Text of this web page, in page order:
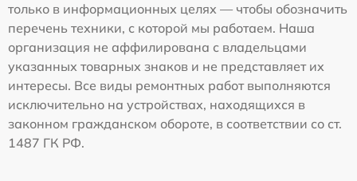
только в информационных целях — чтобы обозначить
перечень техники, с которой мы работаем. Наша
организация не аффилирована с владельцами
указанных товарных знаков и не представляет их
интересы. Все виды ремонтных работ выполняются
исключительно на устройствах, находящихся в
законном гражданском обороте, в соответствии со ст.
1487 ГК РФ.